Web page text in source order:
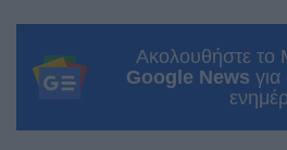
Ακολουθήστε το
Google News